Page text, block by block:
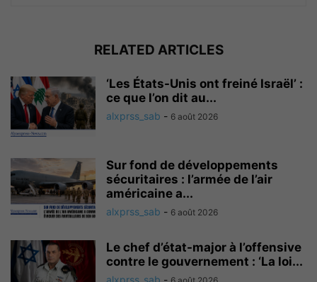
RELATED ARTICLES
‘Les États-Unis ont freiné Israël’ :
ce que l’on dit au...
alxprss_sab - 6 août 2026
Sur fond de développements
sécuritaires : l’armée de l’air
américaine a...
alxprss_sab - 6 août 2026
Le chef d’état-major à l’offensive
contre le gouvernement : ‘La loi...